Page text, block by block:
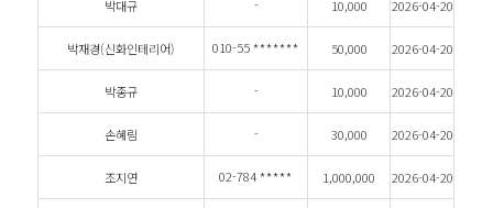
박대규 - 10,000 2026-04-20
박재경(신화인테리어) 010-55******* 50,000 2026-04-20
박종규 - 10,000 2026-04-20
손혜림 - 30,000 2026-04-20
조지연 02-784***** 1,000,000 2026-04-20